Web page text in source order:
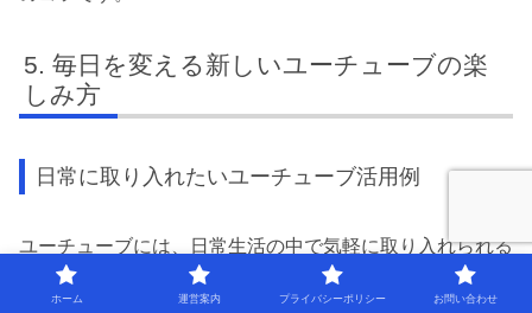
毎日を変える新しいユーチューブの楽
しみ方
日常に取り入れたいユーチューブ活用例
ユーチューブには、日常生活の中で気軽に取り入れられる
ストレス解消コンテンツが豊富に揃っています。特に、忙
ホーム 運営案内 プライバシーポリシー お問い合わせ